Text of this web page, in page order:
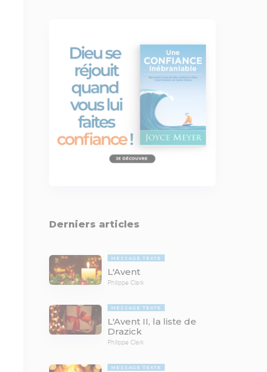
Derniers articles
MESSAGE TEXTE
L'Avent
Philippe Clark
MESSAGE TEXTE
L'Avent II, la liste de
Drazick
Philippe Clark
MESSAGE TEXTE